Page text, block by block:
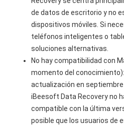
de datos de escritorio y no
dispositivos móviles. Si
teléfonos inteligentes o
soluciones alternativas.
No hay compatibilidad con
momento del
actualización en septiembre
iBeesoft Data Recovery no
compatible con la última
posible que los usuarios de